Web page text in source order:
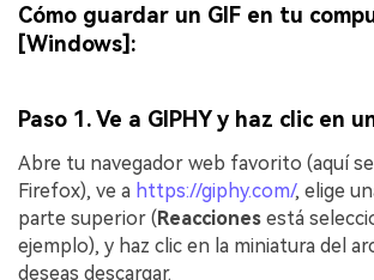
Cómo guardar un GIF en tu
[Windows]:
Paso 1. Ve a GIPHY y haz clic en
Abre tu navegador web favorito (aquí
Firefox), ve a https://giphy.com/, elige
parte superior (Reacciones está
ejemplo), y haz clic en la miniatura del
deseas descargar.